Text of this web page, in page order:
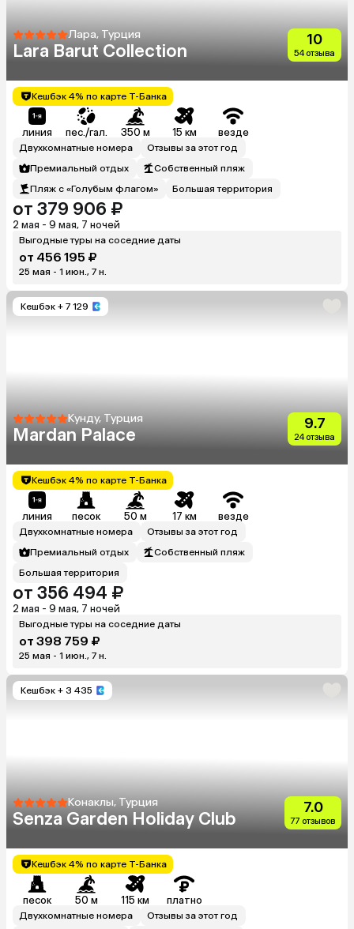
Лара, Турция
Lara Barut Collection
10
54 отзыва
Кешбэк 4% по карте Т-Банка
линия пес./гал. 350 м 15 км везде
Двухкомнатные номера
Отзывы за этот год
Премиальный отдых
Собственный пляж
Пляж с «Голубым флагом»
Большая территория
от 379 906 ₽
2 мая - 9 мая, 7 ночей
Выгодные туры на соседние даты
от 456 195 ₽
25 мая - 1 июн., 7 н.
Кешбэк + 7 129
Кунду, Турция
Mardan Palace
9.7
24 отзыва
Кешбэк 4% по карте Т-Банка
линия песок 50 м 17 км везде
Двухкомнатные номера
Отзывы за этот год
Премиальный отдых
Собственный пляж
Большая территория
от 356 494 ₽
2 мая - 9 мая, 7 ночей
Выгодные туры на соседние даты
от 398 759 ₽
25 мая - 1 июн., 7 н.
Кешбэк + 3 435
Конаклы, Турция
Senza Garden Holiday Club
7.0
77 отзывов
Кешбэк 4% по карте Т-Банка
песок 50 м 115 км платно
Двухкомнатные номера
Отзывы за этот год